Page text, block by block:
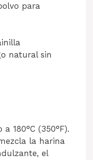
para
natural sin
180°C (350°F).
la harina
el